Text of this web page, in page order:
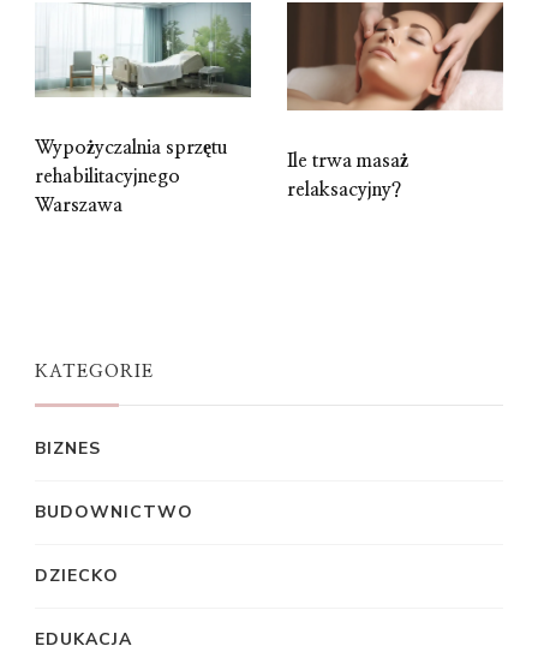
Wypożyczalnia sprzętu
rehabilitacyjnego
Warszawa
Ile trwa masaż
relaksacyjny?
KATEGORIE
BIZNES
BUDOWNICTWO
DZIECKO
EDUKACJA